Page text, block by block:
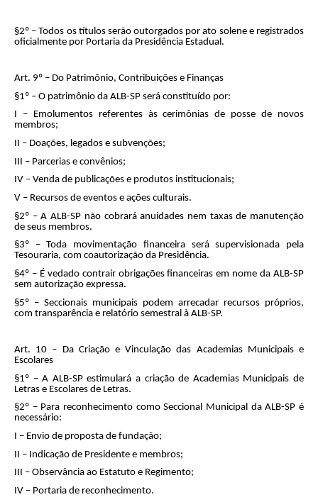
§2º – Todos os títulos serão outorgados por ato solene e registrados
oficialmente por Portaria da Presidência Estadual.
Art. 9º – Do Patrimônio, Contribuições e Finanças
§1º – O patrimônio da ALB-SP será constituído por:
I – Emolumentos referentes às cerimônias de posse de novos
membros;
II – Doações, legados e subvenções;
III – Parcerias e convênios;
IV – Venda de publicações e produtos institucionais;
V – Recursos de eventos e ações culturais.
§2º – A ALB-SP não cobrará anuidades nem taxas de manutenção
de seus membros.
§3º – Toda movimentação financeira será supervisionada pela
Tesouraria, com coautorização da Presidência.
§4º – É vedado contrair obrigações financeiras em nome da ALB-SP
sem autorização expressa.
§5º – Seccionais municipais podem arrecadar recursos próprios,
com transparência e relatório semestral à ALB-SP.
Art. 10 – Da Criação e Vinculação das Academias Municipais e
Escolares
§1º – A ALB-SP estimulará a criação de Academias Municipais de
Letras e Escolares de Letras.
§2º – Para reconhecimento como Seccional Municipal da ALB-SP é
necessário:
I – Envio de proposta de fundação;
II – Indicação de Presidente e membros;
III – Observância ao Estatuto e Regimento;
IV – Portaria de reconhecimento.